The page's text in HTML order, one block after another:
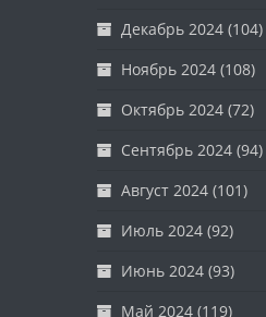
Декабрь 2024(104)
Ноябрь 2024(108)
Октябрь 2024(72)
Сентябрь 2024(94)
Август 2024(101)
Июль 2024(92)
Июнь 2024(93)
Май 2024(119)